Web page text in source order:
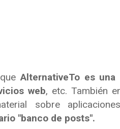
queAlternativeTo es
web, etc. También
sobre
"banco de posts".